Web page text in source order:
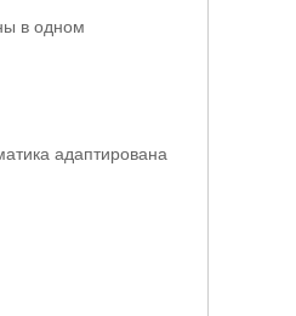
в одном
адаптирована